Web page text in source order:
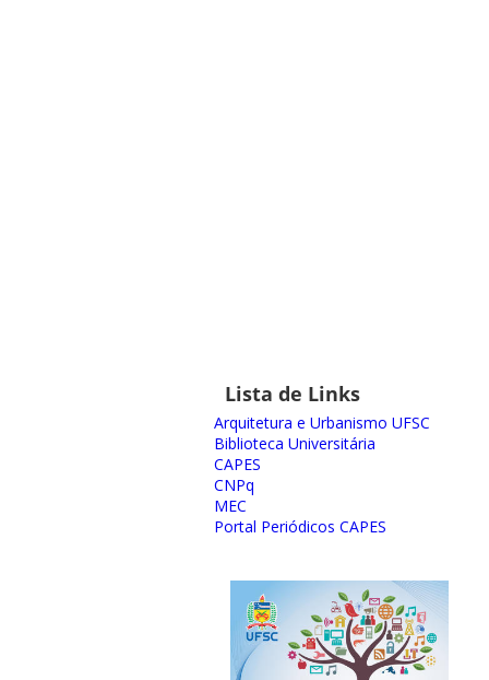
Lista de Links
Arquitetura e Urbanismo UFSC
Biblioteca Universitária
CAPES
CNPq
MEC
Portal Periódicos CAPES